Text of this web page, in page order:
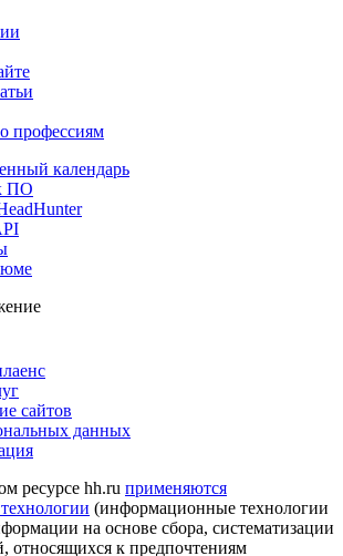
профессиям
календарь
ПО
сайтов
данных
ресурсе hh.ru применяются
(информационные технологии
на основе сбора, систематизации
относящихся к предпочтениям